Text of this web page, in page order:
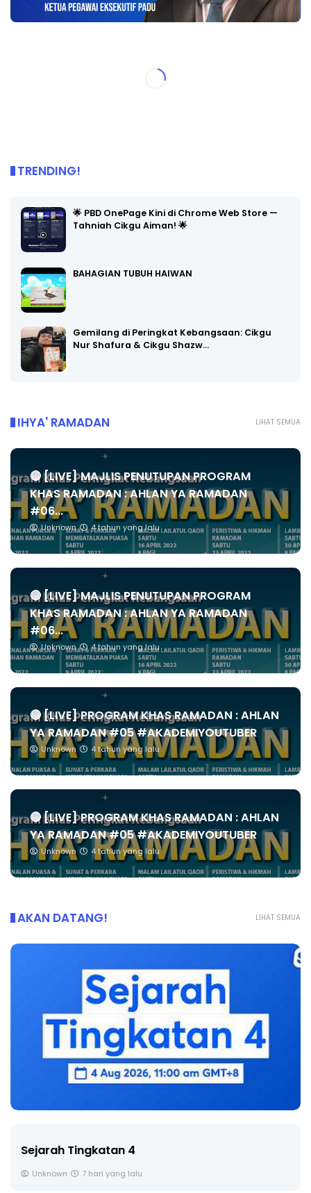
TRENDING!
🌟 PBD OnePage Kini di Chrome Web Store —
Tahniah Cikgu Aiman! 🌟
BAHAGIAN TUBUH HAIWAN
Gemilang di Peringkat Kebangsaan: Cikgu
Nur Shafura & Cikgu Shazw…
LIHAT SEMUA
IHYA' RAMADAN
🔴 [LIVE] MAJLIS PENUTUPAN PROGRAM
KHAS RAMADAN : AHLAN YA RAMADAN
#06...
Unknown 4 tahun yang lalu
🔴 [LIVE] MAJLIS PENUTUPAN PROGRAM
KHAS RAMADAN : AHLAN YA RAMADAN
#06...
Unknown 4 tahun yang lalu
🔴 [LIVE] PROGRAM KHAS RAMADAN : AHLAN
YA RAMADAN #05 #AKADEMIYOUTUBER
Unknown 4 tahun yang lalu
🔴 [LIVE] PROGRAM KHAS RAMADAN : AHLAN
YA RAMADAN #05 #AKADEMIYOUTUBER
Unknown 4 tahun yang lalu
LIHAT SEMUA
AKAN DATANG!
Sejarah Tingkatan 4
Unknown 7 hari yang lalu